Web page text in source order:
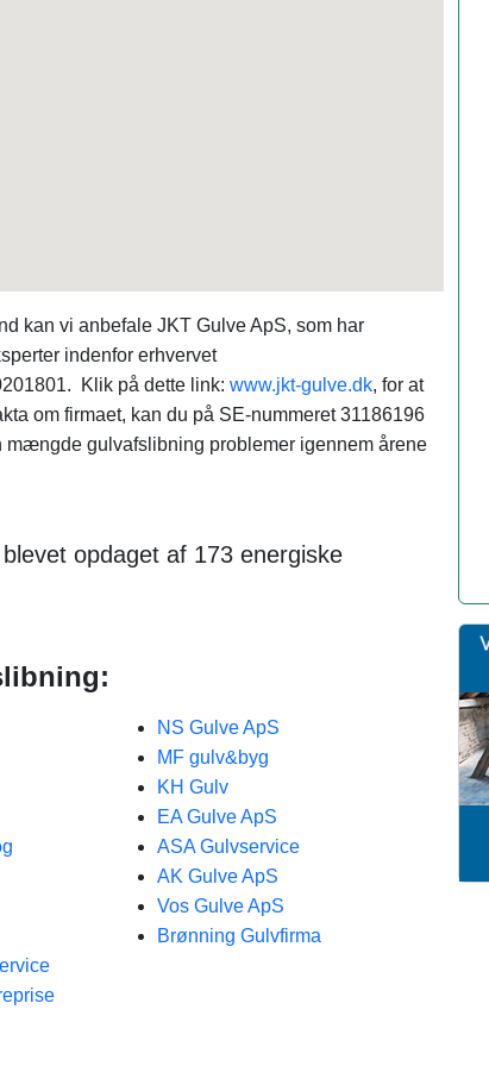
kan vi anbefale JKT Gulve ApS, som har
indenfor erhvervet
Klik på dette link: www.jkt-gulve.dk, for at
om firmaet, kan du på SE-nummeret 31186196
gulvafslibning problemer igennem årene
opdaget af 173 energiske
NS Gulve ApS
MF gulv&byg
KH Gulv
EA Gulve ApS
ASA Gulvservice
AK Gulve ApS
Vos Gulve ApS
Brønning Gulvfirma